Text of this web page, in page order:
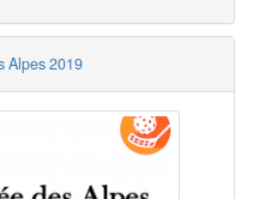
Alpes 2019